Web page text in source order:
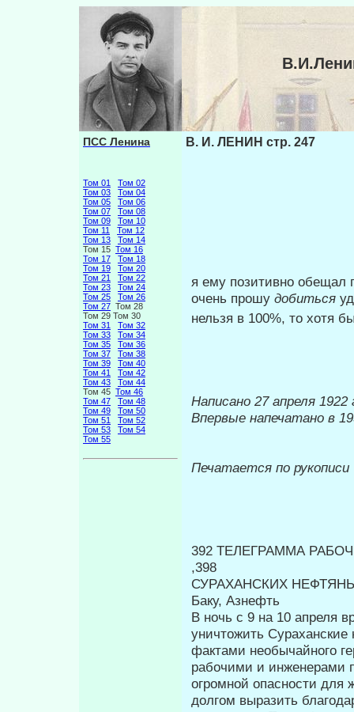
ПСС Ленина
Том 01
Том 02
Том 03
Том 04
Том 05
Том 06
Том 07
Том 08
Том 09
Том 10
Том 11
Том 12
Том 13
Том 14
Том 15 Том 16
Том 17
Том 18
Том 19
Том 20
Том 21
Том 22
Том 23
Том 24
Том 25
Том 26
Том 27 Том 28
Том 29 Том 30
Том 31
Том 32
Том 33
Том 34
Том 35
Том 36
Том 37
Том 38
Том 39
Том 40
Том 41
Том 42
Том 43
Том 44
Том 45 Том 46
Том 47
Том 48
Том 49
Том 50
Том 51
Том 52
Том 53
Том 54
Том 55
В. И. ЛЕНИН стр. 247
я ему позитивно обещал
очень прошу добиться
нельзя в 100%, то хотя
Написано 27 апреля 1922
Впервые напечатано в
Печатается по рукописи
392 ТЕЛЕГРАММА
,398
СУРАХАНСКИХ
Баку, Азнефть
В ночь с 9 на 10 апреля
уничто­жить
фактами необычай­ного
рабочими и инженерами
огромной опасности для
долгом выразить